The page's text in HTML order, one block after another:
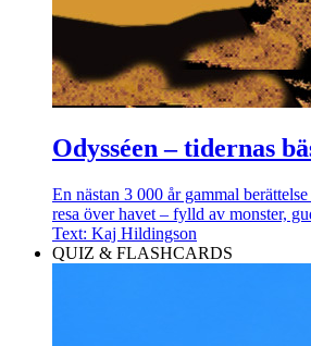
Odysséen – tidernas
En nästan 3 000 år gammal
resa över havet – fylld av monster,
Text: Kaj Hildingson
QUIZ & FLASHCARDS